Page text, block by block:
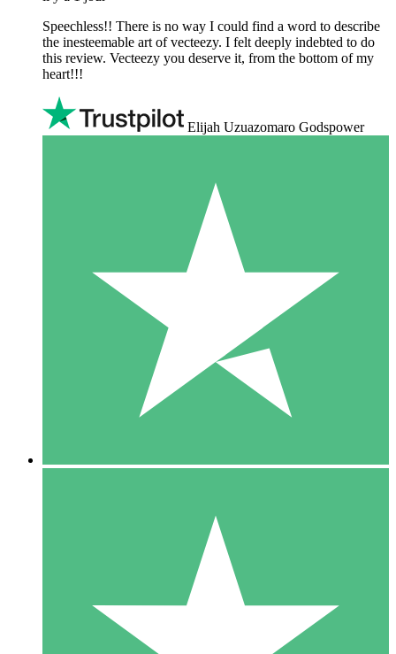
Speechless!! There is no way I could find a word to describe
the inesteemable art of vecteezy. I felt deeply indebted to do
this review. Vecteezy you deserve it, from the bottom of my
heart!!!
Elijah Uzuazomaro Godspower